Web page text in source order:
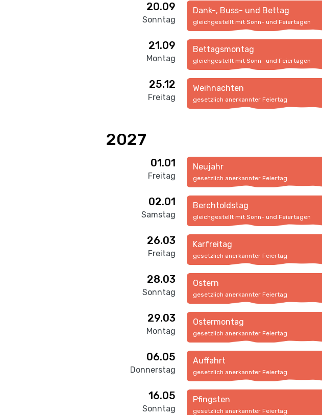
20.09
Sonntag
Dank-, Buss- und Bettag
gleichgestellt mit Sonn- und Feiertagen
21.09
Montag
Bettagsmontag
gleichgestellt mit Sonn- und Feiertagen
25.12
Freitag
Weihnachten
gesetzlich anerkannter Feiertag
2027
01.01
Freitag
Neujahr
gesetzlich anerkannter Feiertag
02.01
Samstag
Berchtoldstag
gleichgestellt mit Sonn- und Feiertagen
26.03
Freitag
Karfreitag
gesetzlich anerkannter Feiertag
28.03
Sonntag
Ostern
gesetzlich anerkannter Feiertag
29.03
Montag
Ostermontag
gesetzlich anerkannter Feiertag
06.05
Donnerstag
Auffahrt
gesetzlich anerkannter Feiertag
16.05
Sonntag
Pfingsten
gesetzlich anerkannter Feiertag